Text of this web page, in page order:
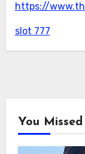
https://
slot 777
You Missed